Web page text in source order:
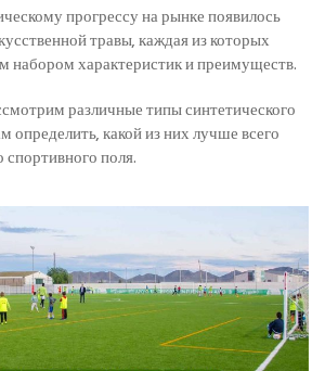
прогрессу на рынке появилось
травы, каждая из которых
набором характеристик и преимуществ.
различные типы синтетического
определить, какой из них лучше всего
поля.